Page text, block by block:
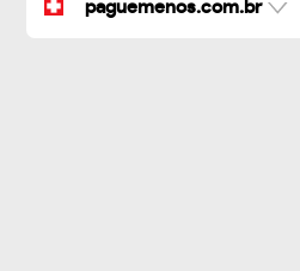
paguemenos.com.br